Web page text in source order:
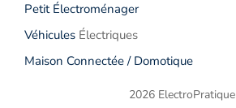
Petit Électroménager
Véhicules Électriques
Maison Connectée / Domotique
2026 ElectroPratique